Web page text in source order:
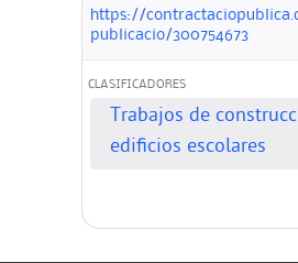
https://
publicacio/300754673
CLASIFICADORES
Trabajos de
edificios escolares